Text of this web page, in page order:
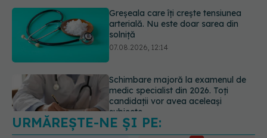
Schimbare majoră la examenul de
medic specialist din 2026. Toți
candidații vor avea aceleași
Cât durează simptomele
menopauzei?
07.08.2026, 15:14
URMĂREȘTE-NE ȘI PE:
URMĂRITORI